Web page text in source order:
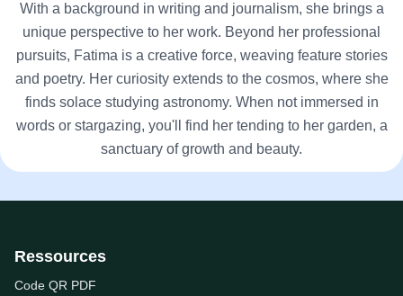
With a background in writing and journalism, she brings a
unique perspective to her work. Beyond her professional
pursuits, Fatima is a creative force, weaving feature stories
and poetry. Her curiosity extends to the cosmos, where she
finds solace studying astronomy. When not immersed in
words or stargazing, you'll find her tending to her garden, a
sanctuary of growth and beauty.
Ressources
Code QR PDF